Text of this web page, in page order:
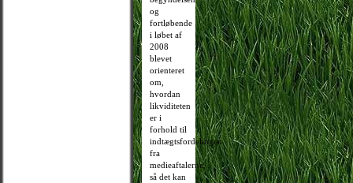
og
fortløbende
i løbet af
2008
blevet
orienteret
om,
hvordan
likviditeten
er i
forhold til
indtægtsfordelingen
fra
medieaftalerne,
så det kan